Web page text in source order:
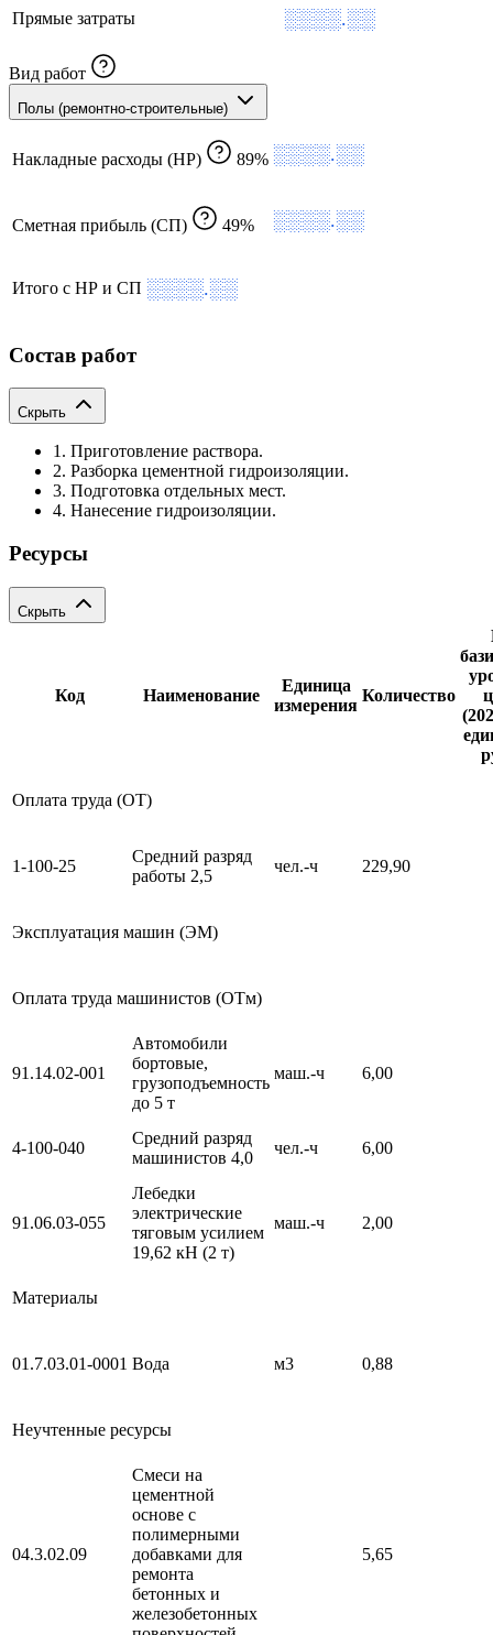
Прямые затраты ░░░░.░░
Вид работ
Полы (ремонтно-строительные)
Накладные расходы (НР) 89% ░░░░.░░
Сметная прибыль (СП) 49% ░░░░.░░
Итого с НР и СП ░░░░.░░
Состав работ
Скрыть
1. Приготовление раствора.
2. Разборка цементной гидроизоляции.
3. Подготовка отдельных мест.
4. Нанесение гидроизоляции.
Ресурсы
Скрыть
Код Наименование
Единица
измерения
Количество
Оплата труда (ОТ)
1-100-25
Средний разряд
работы 2,5
чел.-ч 229,90
Эксплуатация машин (ЭМ)
Оплата труда машинистов (ОТм)
91.14.02-001
Автомобили
бортовые,
грузоподъемность
до 5 т
маш.-ч 6,00
4-100-040
Средний разряд
машинистов 4,0
чел.-ч 6,00
91.06.03-055
Лебедки
электрические
тяговым усилием
19,62 кН (2 т)
маш.-ч 2,00
Материалы
01.7.03.01-0001 Вода м3 0,88
Неучтенные ресурсы
04.3.02.09
Смеси на
цементной
основе с
полимерными
добавками для
ремонта
бетонных и
железобетонных
5,65